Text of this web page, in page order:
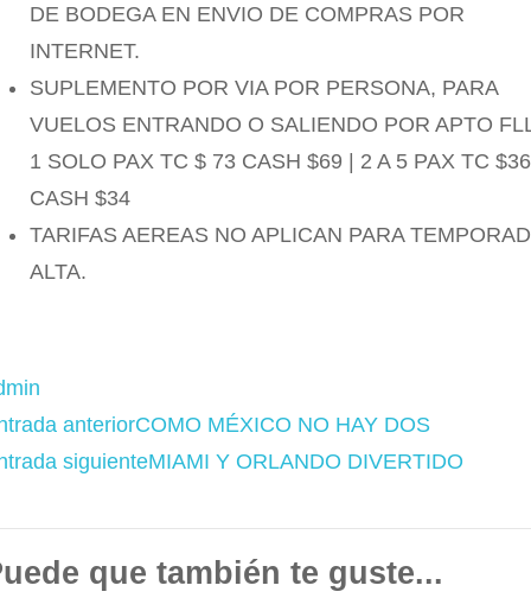
DE BODEGA EN ENVIO DE COMPRAS POR
INTERNET.
SUPLEMENTO POR VIA POR PERSONA, PARA
VUELOS ENTRANDO O SALIENDO POR APTO
1 SOLO PAX TC $ 73 CASH $69 | 2 A 5 PAX TC $36
CASH $34
TARIFAS AEREAS NO APLICAN PARA
ALTA.
anteriorCOMO MÉXICO NO HAY DOS
siguienteMIAMI Y ORLANDO DIVERTIDO
que también te guste...